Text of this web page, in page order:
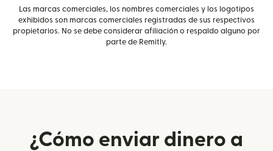
Las marcas comerciales, los nombres comerciales y los logotipos
exhibidos son marcas comerciales registradas de sus respectivos
propietarios. No se debe considerar afiliación o respaldo alguno por
parte de Remitly.
¿Cómo enviar dinero a